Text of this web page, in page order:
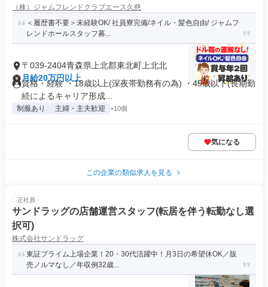
（株）ジャムフレンドクラブエース久慈
＜履歴書不要＞未経験OK/ 社員寮完備/ネイル・髪色自由/ ジャムフ
レンドホールスタッフ募...
〒039-2404青森県上北郡東北町上北北
月給20万円以上
資格・経験 ・18歳以上(深夜帯勤務有の為) ・45歳以下(長期勤
続によるキャリア形成...
制服あり 主婦・主夫歓迎 +10個
気になる
この企業の類似求人を見る
正社員
サンドラッグの店舗運営スタッフ(転居を伴う転勤なし選
択可)
株式会社サンドラッグ
東証プライム上場企業！20・30代活躍中！月3日の希望休OK／販
売ノルマなし／年収例32歳...